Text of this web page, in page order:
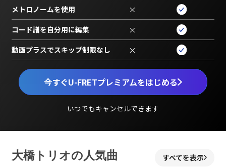
今すぐU-FRETプレミアムをはじめる
いつでもキャンセルできます
メトロノームを使用 ×
コード譜を自分用に編集 ×
動画プラスでスキップ制限なし ×
大橋トリオの人気曲 すべてを表示